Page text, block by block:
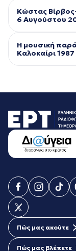
Κώστας
6 Αυγούστου
Η μουσική
Kαλοκαίρι 1987
Πώς μας ακούτε
Πώς μας βλέπετε